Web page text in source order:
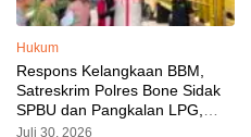
Hukum
Respons Kelangkaan BBM,
Satreskrim Polres Bone Sidak
SPBU dan Pangkalan LPG,
AKP Alvin Aji Imbau Pengelola
Juli 30, 2026